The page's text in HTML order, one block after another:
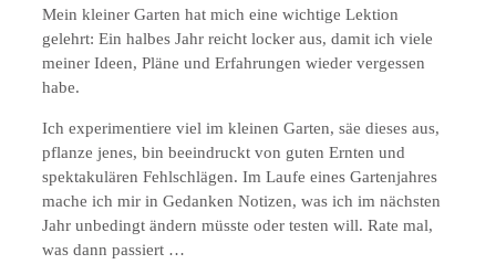
Mein kleiner Garten hat mich eine wichtige Lektion
gelehrt: Ein halbes Jahr reicht locker aus, damit ich viele
meiner Ideen, Pläne und Erfahrungen wieder vergessen
habe.
Ich experimentiere viel im kleinen Garten, säe dieses aus,
pflanze jenes, bin beeindruckt von guten Ernten und
spektakulären Fehlschlägen. Im Laufe eines Gartenjahres
mache ich mir in Gedanken Notizen, was ich im nächsten
Jahr unbedingt ändern müsste oder testen will. Rate mal,
was dann passiert …